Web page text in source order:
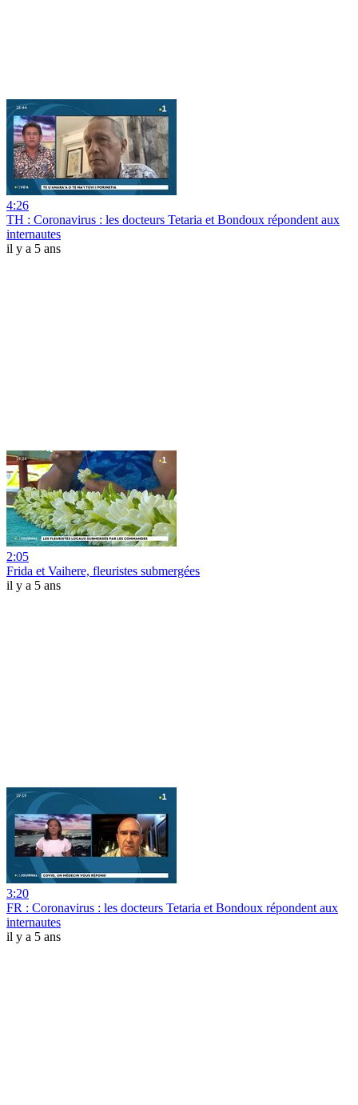
4:26
TH : Coronavirus : les docteurs Tetaria et Bondoux répondent aux
internautes
il y a 5 ans
2:05
Frida et Vaihere, fleuristes submergées
il y a 5 ans
3:20
FR : Coronavirus : les docteurs Tetaria et Bondoux répondent aux
internautes
il y a 5 ans